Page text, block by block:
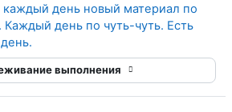
каждый день новый материал по
Каждый день по чуть-чуть. Есть
выполнения